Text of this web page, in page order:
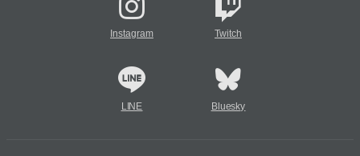
Instagram Twitch
LINE Bluesky